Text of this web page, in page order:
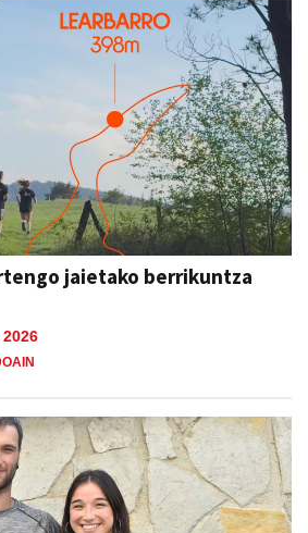
jaietako berrikuntza